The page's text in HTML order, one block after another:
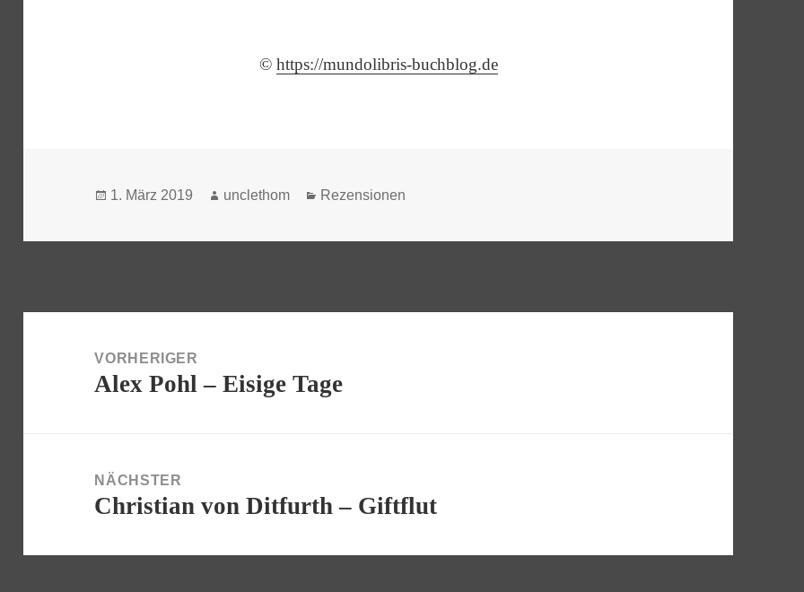
© https://mundolibris-buchblog.de
Veröffentlicht
1. März 2019 Autor
unclethom Kategorien
Rezensionen
VORHERIGER
Vorheriger
Alex Pohl – Eisige Tage
NÄCHSTER
Nächster
Christian von Ditfurth – Giftflut